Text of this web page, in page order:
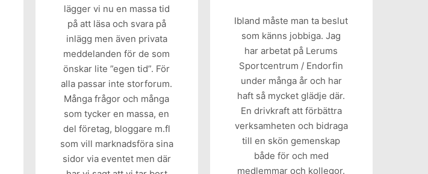
lägger vi nu en massa tid
på att läsa och svara på
inlägg men även privata
meddelanden för de som
önskar lite ”egen tid”. För
alla passar inte storforum.
Många frågor och många
som tycker en massa, en
del företag, bloggare m.fl
som vill marknadsföra sina
sidor via eventet men där
Ibland måste man ta beslut
som känns jobbiga. Jag
har arbetat på Lerums
Sportcentrum / Endorfin
under många år och har
haft så mycket glädje där.
En drivkraft att förbättra
verksamheten och bidraga
till en skön gemenskap
både för och med
medlemmar och kollegor.